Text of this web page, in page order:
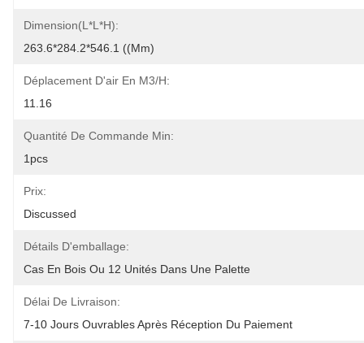
Dimension(L*L*H):
263.6*284.2*546.1 ((mm)
Déplacement D'air En M3/h:
11.16
Quantité De Commande Min:
1pcs
Prix:
Discussed
Détails D'emballage:
Cas En Bois Ou 12 Unités Dans Une Palette
Délai De Livraison:
7-10 Jours Ouvrables Après Réception Du Paiement